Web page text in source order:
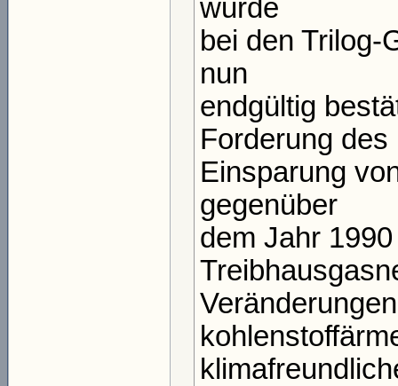
wurde
bei den Trilog-
nun
endgültig
Forderung
Einsparung
gegenüber
dem Jahr